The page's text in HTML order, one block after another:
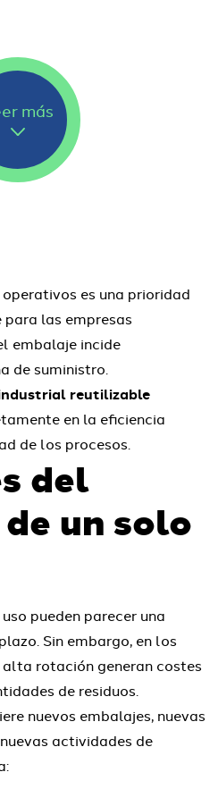
más
es una prioridad
las empresas
embalaje incide
de suministro.
reutilizable
en la eficiencia
de los procesos.
del
un solo
pueden parecer una
Sin embargo, en los
rotación generan costes
de residuos.
nuevos embalajes, nuevas
actividades de